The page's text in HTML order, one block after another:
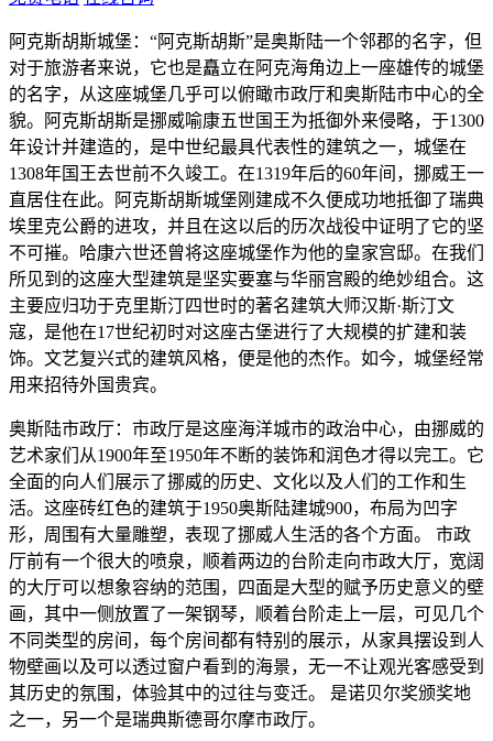
阿克斯胡斯城堡：“阿克斯胡斯”是奥斯陆一个邻郡的名字，但
对于旅游者来说，它也是矗立在阿克海角边上一座雄传的城堡
的名字，从这座城堡几乎可以俯瞰市政厅和奥斯陆市中心的全
貌。阿克斯胡斯是挪威喻康五世国王为抵御外来侵略，于1300
年设计并建造的，是中世纪最具代表性的建筑之一，城堡在
1308年国王去世前不久竣工。在1319年后的60年间，挪威王一
直居住在此。阿克斯胡斯城堡刚建成不久便成功地抵御了瑞典
埃里克公爵的进攻，并且在这以后的历次战役中证明了它的坚
不可摧。哈康六世还曾将这座城堡作为他的皇家宫邸。在我们
所见到的这座大型建筑是坚实要塞与华丽宫殿的绝妙组合。这
主要应归功于克里斯汀四世时的著名建筑大师汉斯·斯汀文
寇，是他在17世纪初时对这座古堡进行了大规模的扩建和装
饰。文艺复兴式的建筑风格，便是他的杰作。如今，城堡经常
用来招待外国贵宾。
奥斯陆市政厅：市政厅是这座海洋城市的政治中心，由挪威的
艺术家们从1900年至1950年不断的装饰和润色才得以完工。它
全面的向人们展示了挪威的历史、文化以及人们的工作和生
活。这座砖红色的建筑于1950奥斯陆建城900，布局为凹字
形，周围有大量雕塑，表现了挪威人生活的各个方面。 市政
厅前有一个很大的喷泉，顺着两边的台阶走向市政大厅，宽阔
的大厅可以想象容纳的范围，四面是大型的赋予历史意义的壁
画，其中一侧放置了一架钢琴，顺着台阶走上一层，可见几个
不同类型的房间，每个房间都有特别的展示，从家具摆设到人
物壁画以及可以透过窗户看到的海景，无一不让观光客感受到
其历史的氛围，体验其中的过往与变迁。 是诺贝尔奖颁奖地
之一，另一个是瑞典斯德哥尔摩市政厅。